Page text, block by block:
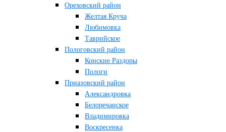
Ореховский район
Желтая Круча
Любимовка
Таврийское
Пологовский район
Конские Раздоры
Пологи
Приазовский район
Александровка
Белоречанское
Владимировка
Воскресенка